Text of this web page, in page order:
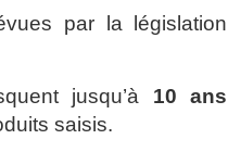
par la législation
jusqu’à 10 ans
saisis.